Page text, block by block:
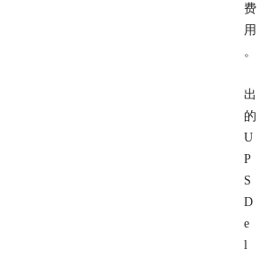
费
用
。
出
的
U
P
S
D
e
l